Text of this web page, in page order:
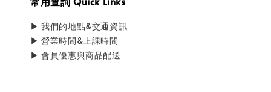
▶ 我們的地點&交通資訊
▶ 營業時間&上課時間
▶ 會員優惠與商品配送